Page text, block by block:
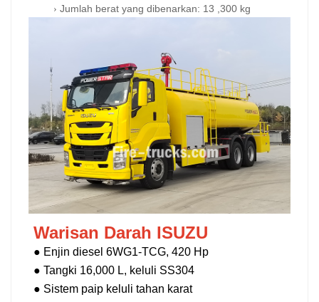
› Jumlah berat yang dibenarkan: 13 ,300 kg
Warisan Darah ISUZU
● Enjin diesel 6WG1-TCG, 420 Hp
●Tangki 16,000 L, keluli SS304
● Sistem paip keluli tahan karat